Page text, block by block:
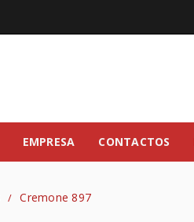
EMPRESA CONTACTOS
/ Cremone 897